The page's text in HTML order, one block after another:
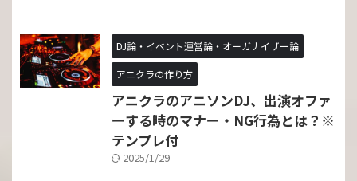
DJ論・イベント運営論・オーガナイザー論
アニクラの作り方
アニクラのアニソンDJ、出演オファ
ーする時のマナー・NG行為とは？※
テンプレ付
2025/1/29